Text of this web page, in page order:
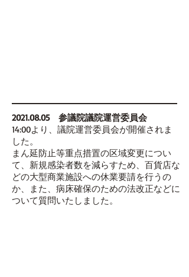
2021.08.05参議院議院運営委員会
14:00より、議院運営委員会が開催されま
した。
まん延防止等重点措置の区域変更につい
て、新規感染者数を減らすため、百貨店な
どの大型商業施設への休業要請を行うの
か、また、病床確保のための法改正などに
ついて質問いたしました。